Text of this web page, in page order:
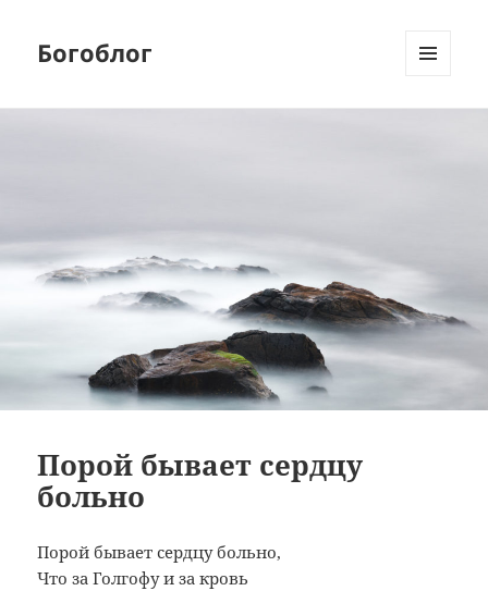
Богоблог
Порой бывает сердцу
больно
Порой бывает сердцу больно,
Что за Голгофу и за кровь